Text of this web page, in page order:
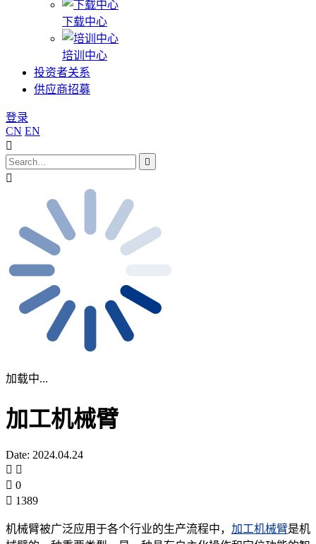
下载中心
培训中心
投资者关系
供应商招募
登录
CN EN
加载中...
加工机械臂
Date: 2024.04.24
0
1389
机械臂被广泛应用于各个行业的生产流程中， 加工机械臂是机